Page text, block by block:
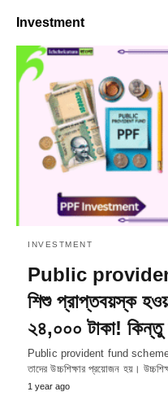
Investment
INVESTMENT
Public
শিশু প্রাপ্তবয়স্ক
২৪,০০০ টাকা! কিন্তু
Public provident fund
তাদের উচ্চশিক্ষার প্রয়োজন হয়।
1 year ago